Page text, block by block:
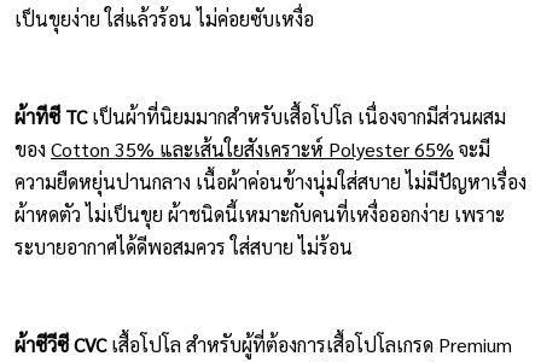
เป็นขุยง่าย ใส่แล้วร้อน ไม่ค่อยซับเหงื่อ
ผ้าทีซี TCเป็นผ้าที่นิยมมากสำหรับเสื้อโปโล เนื่องจากมีส่วนผสม
ของ Cotton 35% และเส้นใยสังเคราะห์ Polyester 65% จะมี
ความยืดหยุ่นปานกลาง เนื้อผ้าค่อนข้างนุ่มใส่สบาย ไม่มีปัญหาเรื่อง
ผ้าหดตัว ไม่เป็นขุย ผ้าชนิดนี้เหมาะกับคนที่เหงื่อออกง่าย เพราะ
ระบายอากาศได้ดีพอสมควร ใส่สบาย ไม่ร้อน
ผ้าซีวีซี CVCเสื้อโปโล สำหรับผู้ที่ต้องการเสื้อโปโลเกรด Premium